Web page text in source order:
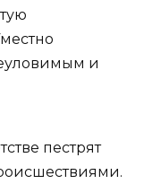
и
пестрят